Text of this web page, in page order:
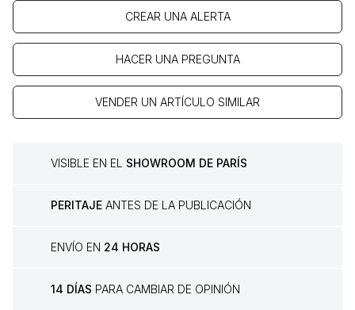
CREAR UNA ALERTA
HACER UNA PREGUNTA
VENDER UN ARTÍCULO SIMILAR
VISIBLE EN EL SHOWROOM DE PARÍS
PERITAJE ANTES DE LA PUBLICACIÓN
ENVÍO EN 24 HORAS
14 DÍAS PARA CAMBIAR DE OPINIÓN